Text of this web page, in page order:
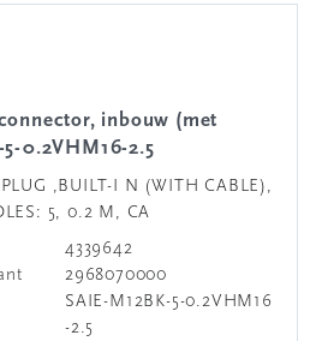
5-0.2VHM16-2.5
,BUILT-I N (WITH CABLE),
5, 0.2 M, CA
4339642
2968070000
SAIE-M12BK-5-0.2VHM16
-2.5